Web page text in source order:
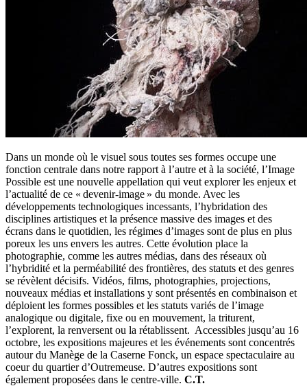
Dans un monde où le visuel sous toutes ses formes occupe une
fonction centrale dans notre rapport à l’autre et à la société, l’Image
Possible est une nouvelle appellation qui veut explorer les enjeux et
l’actualité de ce « devenir-image » du monde. Avec les
développements technologiques incessants, l’hybridation des
disciplines artistiques et la présence massive des images et des
écrans dans le quotidien, les régimes d’images sont de plus en plus
poreux les uns envers les autres. Cette évolution place la
photographie, comme les autres médias, dans des réseaux où
l’hybridité et la perméabilité des frontières, des statuts et des genres
se révèlent décisifs. Vidéos, films, photographies, projections,
nouveaux médias et installations y sont présentés en combinaison et
déploient les formes possibles et les statuts variés de l’image
analogique ou digitale, fixe ou en mouvement, la triturent,
l’explorent, la renversent ou la rétablissent. Accessibles jusqu’au 16
octobre, les expositions majeures et les événements sont concentrés
autour du Manège de la Caserne Fonck, un espace spectaculaire au
coeur du quartier d’Outremeuse. D’autres expositions sont
également proposées dans le centre-ville. C.T.